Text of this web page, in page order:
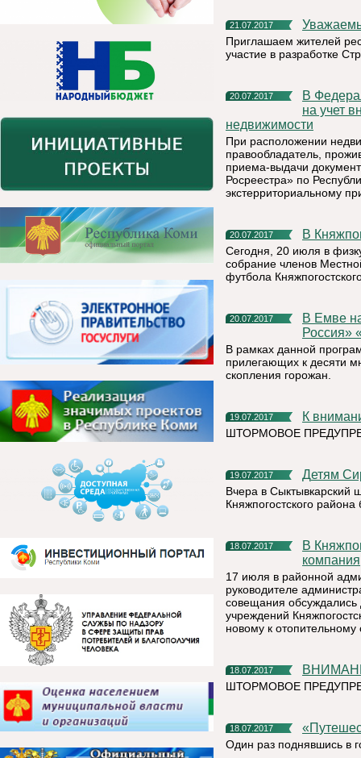
21.07.2017
Приглашаем жителей
участие в разработке
20.07.2017
В Федеральной кадастровой палате можно подать заявление
на учет
недвижимости
При расположении
правообладатель,
приема-выдачи
Росреестра» по
экстерриториальному
20.07.2017 В
Сегодня, 20 июля в
собрание членов
футбола
20.07.2017
В Емве началась реализация проекта партии «Единая
Россия»
В рамках данной
прилегающих к десяти
скопления горожан.
19.07.2017 К
ШТОРМОВОЕ
19.07.2017 Детям
Вчера в Сыктывкарский
Княжпогостского
18.07.2017
В Княжпогостский район пришла новая ресурсоснабжающая
компания
17 июля в районной
руководителе
совещания обсуждались
учреждений
новому к отопительному
18.07.2017
ШТОРМОВОЕ
18.07.2017
Один раз поднявшись в